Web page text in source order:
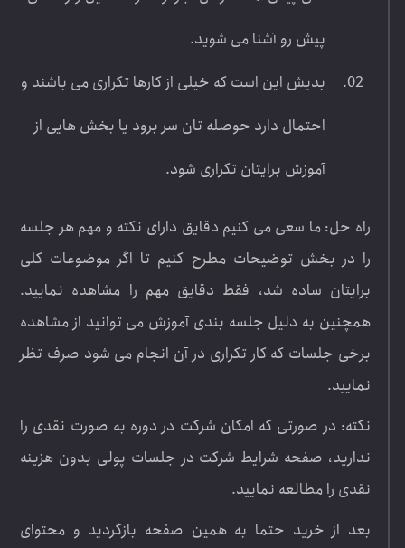
پیش رو آشنا می شوید.
بدیش این است که خیلی از کارها تکراری می باشند و
احتمال دارد حوصله تان سر برود یا بخش هایی از
آموزش برایتان تکراری شود.
راه حل: ما سعی می کنیم دقایق دارای نکته و مهم هر جلسه
را در بخش توضیحات مطرح کنیم تا اگر موضوعات کلی
برایتان ساده شد، فقط دقایق مهم را مشاهده نمایید.
همچنین به دلیل جلسه بندی آموزش می توانید از مشاهده
برخی جلسات که کار تکراری در آن انجام می شود صرف تظر
نمایید.
نکته: در صورتی که امکان شرکت در دوره به صورت نقدی را
ندارید، صفحه شرایط شرکت در جلسات پولی بدون هزینه
نقدی را مطالعه نمایید.
بعد از خرید حتما به همین صفحه بازگردید و محتوای